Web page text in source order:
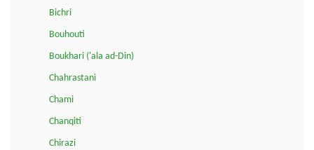
Bichri
Bouhouti
Boukhari ('ala ad-Din)
Chahrastani
Chami
Chanqiti
Chirazi